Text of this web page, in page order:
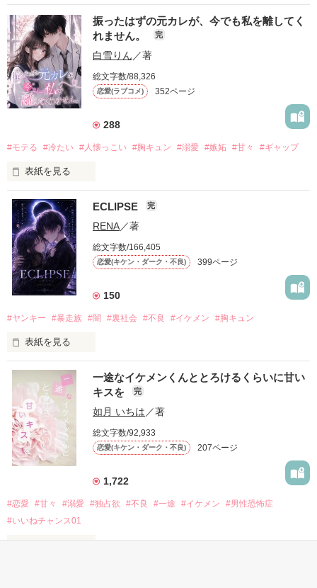
振ったはずの元カレが、今でも私を離してく
れません。
完
白雪りん ／著
総文字数/88,326
恋愛(ラブコメ) 352ページ
288
#モテる #冷たい #人懐っこい #胸キュン #溺愛 #嫉妬 #甘々 #ギャップ
表紙を見る
「好きだったから、別れを選んだ。」
モテる人を好きになるのが怖かった。
だから私は、中学時代に大好きだった彼を自分から振った。
もう会うことはないと思っていたのに、
高校生になって再会した彼は、隣の学校で”王子様”と呼ばれる
他の女の子には冷たいのに
私にだけ昔と変わらない笑顔を向けてくる。
「澪ちゃん。」
それは止まっていた恋が再び動き始める合図──。
✨.ﾟ･*..☆.｡.:*✨.☆.｡.:. *:ﾟ✨.ﾟ･*..☆.｡.:*✨
冴木澪-SaekiMio
ECLIPSE 完
RENA／著
総文字数/166,405
恋愛(キケン・ダーク・不良) 399ページ
150
#ヤンキー #暴走族 #闇 #裏社会 #不良 #イケメン #胸キュン
表紙を見る
表紙画像はAIです
作品を読む
一途なイケメンくんととろけるくらいに甘い
キスを
完
如月 いちは ／著
総文字数/92,933
恋愛(キケン・ダーク・不良) 207ページ
1,722
#恋愛 #甘々 #溺愛 #独占欲 #不良 #一途 #イケメン
#男性恐怖症
#いいねチャンス01